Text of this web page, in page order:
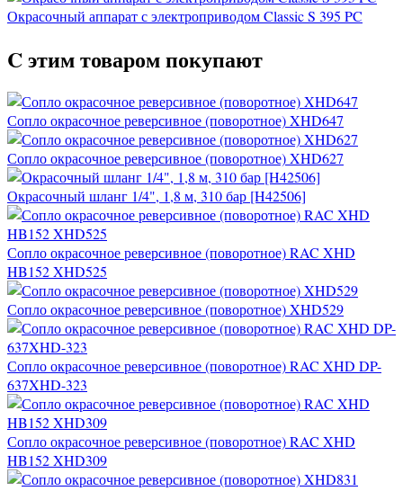
Окрасочный аппарат с электроприводом Classic S 395 PC
C этим товаром покупают
Сопло окрасочное реверсивное (поворотное) XHD647
Сопло окрасочное реверсивное (поворотное) XHD627
Окрасочный шланг 1/4", 1,8 м, 310 бар [H42506]
Сопло окрасочное реверсивное (поворотное) RAC XHD
HB152 XHD525
Сопло окрасочное реверсивное (поворотное) XHD529
Сопло окрасочное реверсивное (поворотное) RAC XHD DP-
637XHD-323
Сопло окрасочное реверсивное (поворотное) RAC XHD
HB152 XHD309